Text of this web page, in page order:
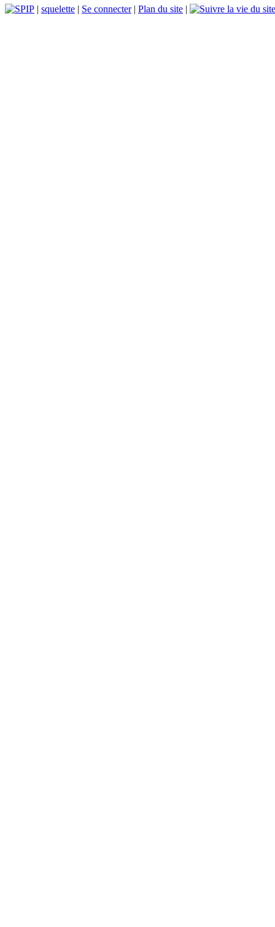
| squelette | Se connecter| Plan du site |